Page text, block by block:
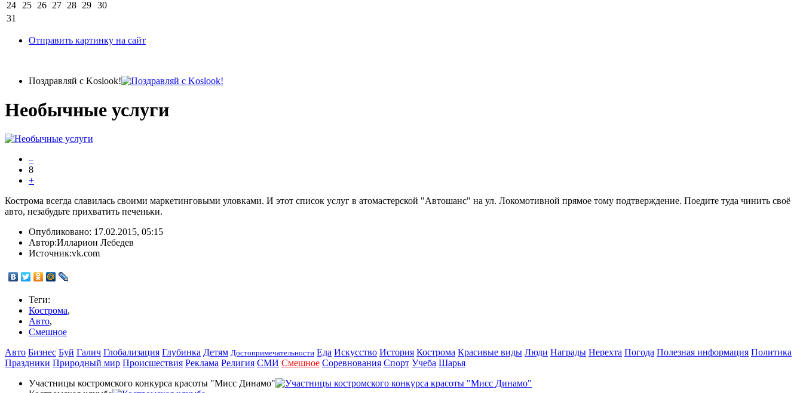
24
25 26 27 28 29 30
31
Отправить картинку на сайт
Поздравляй с Koslook!
Необычные услуги
–
8
+
Кострома всегда славилась своими маркетинговыми уловками. И этот список услуг в атомастерской "Автошанс" на ул. Локомотивной прямое тому подтверждение. Поедите туда чинить своё
авто, незабудьте прихватить печеньки.
Опубликовано: 17.02.2015, 05:15
Автор:Илларион Лебедев
Источник:vk.com
Теги:
Кострома,
Авто,
Смешное
Авто Бизнес Буй Галич Глобализация Глубинка Детям Достопримечательности Еда Искусство История Кострома Красивые виды Люди Награды Нерехта Погода Полезная информация Политика
Праздники Природный мир Происшествия Реклама Религия СМИ Смешное Соревнования Спорт Учеба Шарья
Участницы костромского конкурса красоты "Мисс Динамо"